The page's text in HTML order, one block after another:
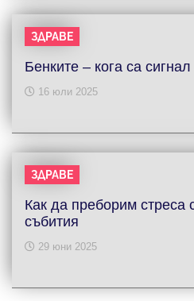
ЗДРАВЕ
Бенките – кога са
16 юли 2025
ЗДРАВЕ
Как да преборим
събития
29 юни 2025